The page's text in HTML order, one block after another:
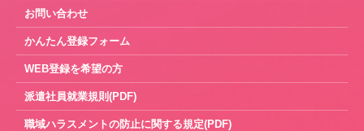
お問い合わせ
かんたん登録フォーム
WEB登録を希望の方
派遣社員就業規則(PDF)
職域ハラスメントの防止に関する規定(PDF)